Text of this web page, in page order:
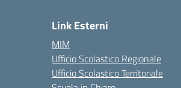
Link Esterni
MIM
Ufficio Scolastico Regionale
Ufficio Scolastico Territoriale